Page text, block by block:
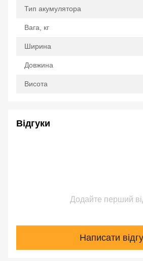
Тип акумулятора
Вага, кг
Ширина
Довжина
Висота
Відгуки
Додайте перший
Написати